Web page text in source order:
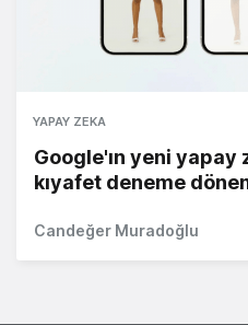
YAPAY ZEKA
Google'ın yeni
kıyafet deneme
Candeğer Muradoğlu